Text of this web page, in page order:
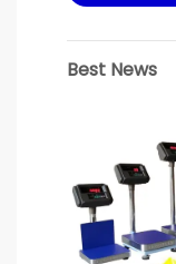
ABS dan
harga yang
karet pada
air yang
bisa
baterai.
Best News